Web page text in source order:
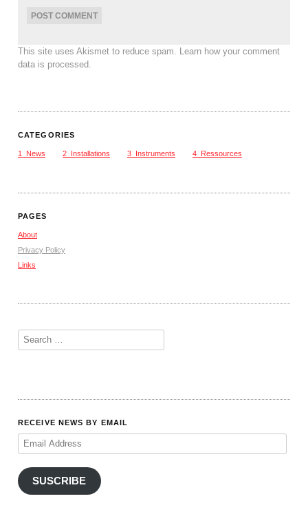
This site uses Akismet to reduce spam. Learn how your comment
data is processed.
CATEGORIES
1_News 2_Installations 3_Instruments 4_Ressources
PAGES
About
Privacy Policy
Links
RECEIVE NEWS BY EMAIL
Email
Address
SUSCRIBE